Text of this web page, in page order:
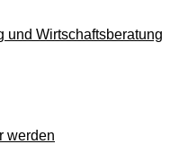
und Wirtschaftsberatung
werden